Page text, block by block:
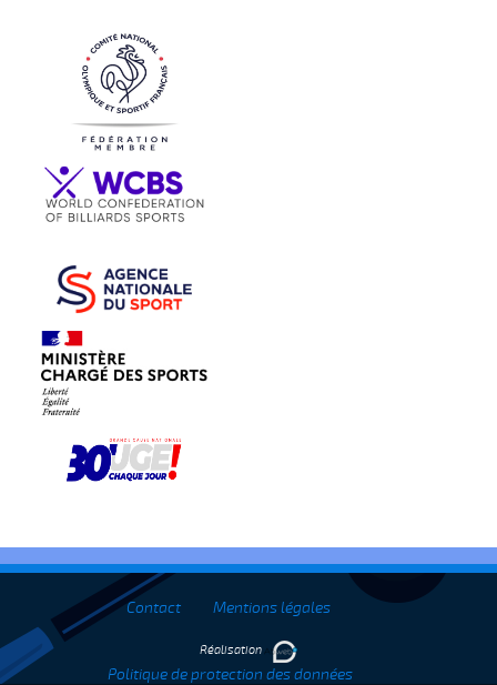
Contact Mentions légales
Politique de protection des données
Réalisation